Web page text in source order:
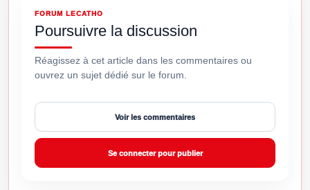
FORUM LECATHO
Poursuivre la discussion
Réagissez à cet article dans les commentaires ou
ouvrez un sujet dédié sur le forum.
Voir les commentaires
Se connecter pour publier